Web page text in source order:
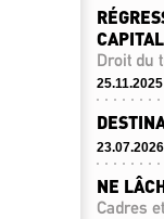
Droit du
25.11.2025
23.07.2026
NE
Cadres